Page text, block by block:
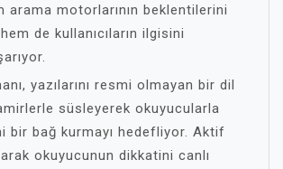
arama motorlarının beklentilerini
de kullanıcıların ilgisini
yazılarını resmi olmayan bir dil
süsleyerek okuyucularla
bir bağ kurmayı hedefliyor. Aktif
okuyucunun dikkatini canlı